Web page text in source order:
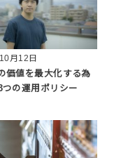
月12日
価値を最大化する為
つの運用ポリシー